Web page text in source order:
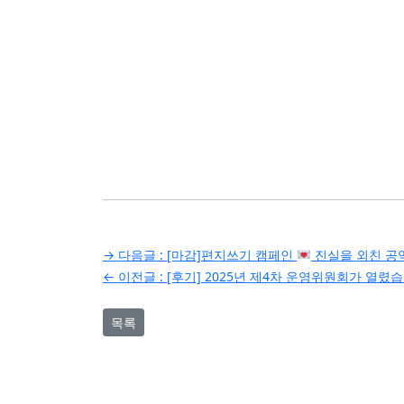
글
탐
색
→ 다음글 : [마감]편지쓰기 캠페인
진실을 외친 공
← 이전글 : [후기] 2025년 제4차 운영위원회가 열렸
목록